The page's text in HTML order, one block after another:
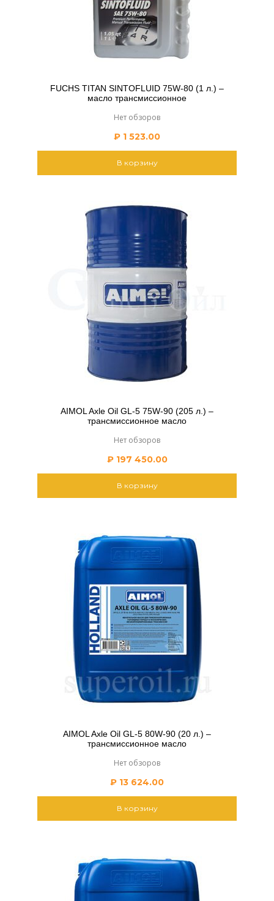
FUCHS TITAN SINTOFLUID 75W-80 (1 л.) –
масло трансмиссионное
Нет обзоров
₽ 1 523.00
В корзину
AIMOL Axle Oil GL-5 75W-90 (205 л.) –
трансмиссионное масло
Нет обзоров
₽197 450.00
В корзину
AIMOL Axle Oil GL-5 80W-90 (20 л.) –
трансмиссионное масло
Нет обзоров
₽ 13 624.00
В корзину